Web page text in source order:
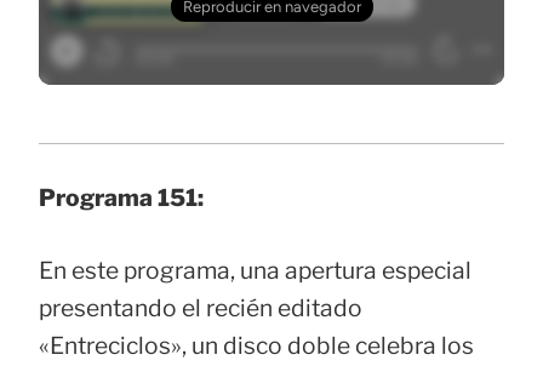
Programa 151:
En este programa, una apertura especial
presentando el recién editado
«Entreciclos», un disco doble celebra los